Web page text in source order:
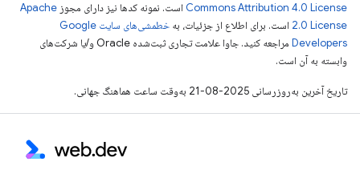
Commons Attribution 4.0 License است. نمونه کدها نیز دارای مجوز Apache
2.0 License است. برای اطلاع از جزئیات، به
خطمشی‌های سایت Google
Developers‏
مراجعه کنید. جاوا علامت تجاری ثبت‌شده Oracle و/یا شرکت‌های
وابسته به آن است.
تاریخ آخرین به‌روزرسانی 2025-08-21 به‌وقت ساعت هماهنگ جهانی.